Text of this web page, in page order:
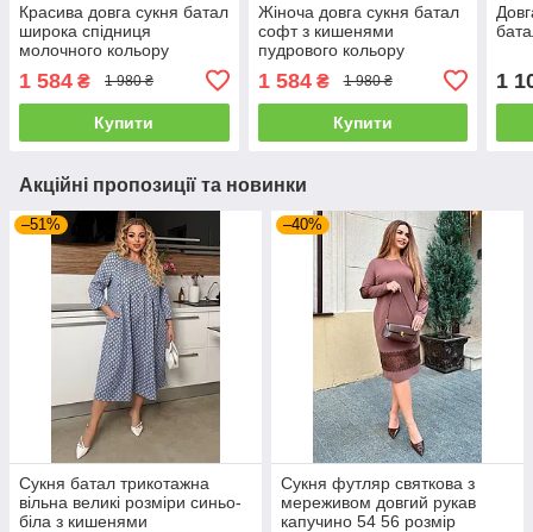
Красива довга сукня батал
широка спідниця
молочного кольору
1 584 ₴ 1 980 ₴
Купити
Жіноча довга сукня батал
софт з кишенями
пудрового кольору
1 584₴ 1 980 ₴
Купити
1
Акційні пропозиції та новинки
–51%
Сукня батал трикотажна
вільна великі розміри синьо-
біла з кишенями
–40%
Сукня футляр святкова з
мереживом довгий рукав
капучино 54 56 розмір